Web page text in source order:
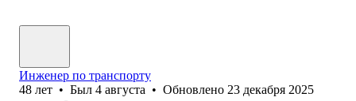
Инженер по транспорту
48 лет • Был 4 августа • Обновлено 23 декабря 2025